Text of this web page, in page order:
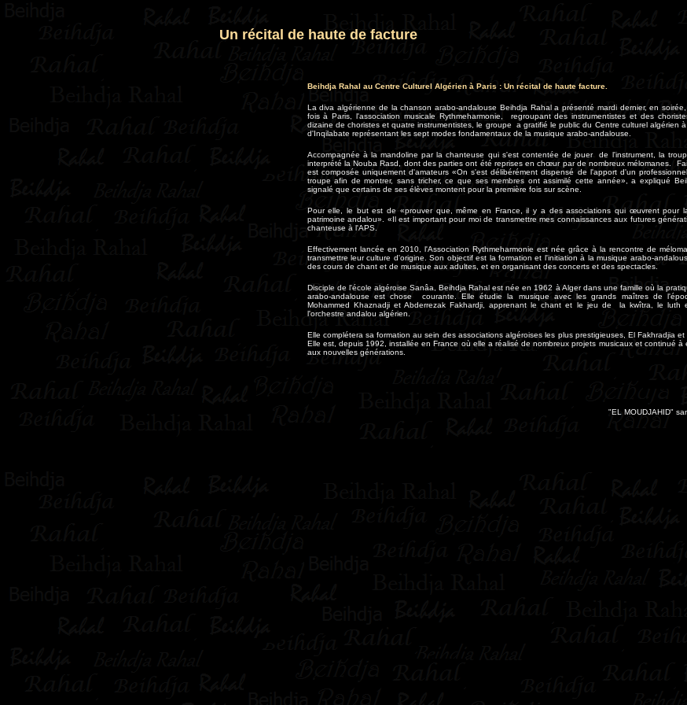
Un récital de haute de facture
Beihdja Rahal au Centre Culturel Algérien à Paris : Un récital de haute facture.
La diva algérienne de la chanson arabo-andalouse Beihdja Rahal a présenté mardi dernier, en
fois à Paris, l'association musicale Rythmeharmonie, regroupant des instrumentistes et des
dizaine de choristes et quatre instrumentistes, le groupe a gratifié le public du Centre culturel algérien
d'Inqilabate représentant les sept modes fondamentaux de la musique arabo-andalouse.
Accompagnée à la mandoline par la chanteuse qui s'est contentée de jouer de l'instrument, la
interprété la Nouba Rasd, dont des parties ont été reprises en chœur par de nombreux mélomanes.
est composée uniquement d'amateurs «On s'est délibérément dispensé de l'apport d'un
troupe afin de montrer, sans tricher, ce que ses membres ont assimilé cette année», a expliqué
signalé que certains de ses élèves montent pour la première fois sur scène.
Pour elle, le but est de «prouver que, même en France, il y a des associations qui œuvrent pour
patrimoine andalou». «Il est important pour moi de transmettre mes connaissances aux futures
chanteuse à l'APS.
Effectivement lancée en 2010, l'Association Rythmeharmonie est née grâce à la rencontre de
transmettre leur culture d'origine. Son objectif est la formation et l'initiation à la musique arabo-
des cours de chant et de musique aux adultes, et en organisant des concerts et des spectacles.
Disciple de l'école algéroise Sanâa, Beihdja Rahal est née en 1962 à Alger dans une famille où la
arabo-andalouse est chose courante. Elle étudie la musique avec les grands maîtres de
Mohammed Khaznadji et Abderrezak Fakhardji, apprenant le chant et le jeu de la kwîtra, le luth
l'orchestre andalou algérien.
Elle complétera sa formation au sein des associations algéroises les plus prestigieuses, El Fakhradjia et
Elle est, depuis 1992, installée en France où elle a réalisé de nombreux projets musicaux et continué à
aux nouvelles générations.
"EL MOUDJAHID"